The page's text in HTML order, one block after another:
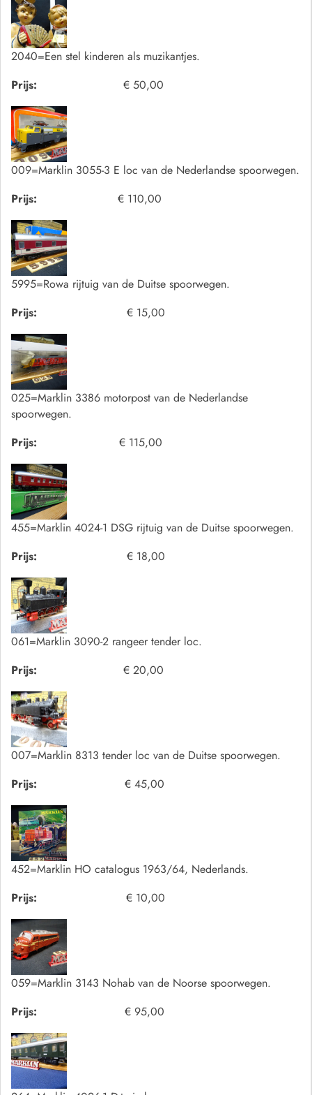
2040=Een stel kinderen als muzikantjes.
Prijs:
€ 50,00
009=Marklin 3055-3 E loc van de Nederlandse spoorwegen.
Prijs:
€ 110,00
5995=Rowa rijtuig van de Duitse spoorwegen.
Prijs:
€ 15,00
025=Marklin 3386 motorpost van de Nederlandse
spoorwegen.
Prijs:
€ 115,00
455=Marklin 4024-1 DSG rijtuig van de Duitse spoorwegen.
Prijs:
€ 18,00
061=Marklin 3090-2 rangeer tender loc.
Prijs:
€ 20,00
007=Marklin 8313 tender loc van de Duitse spoorwegen.
Prijs:
€ 45,00
452=Marklin HO catalogus 1963/64, Nederlands.
Prijs:
€ 10,00
059=Marklin 3143 Nohab van de Noorse spoorwegen.
Prijs:
€ 95,00